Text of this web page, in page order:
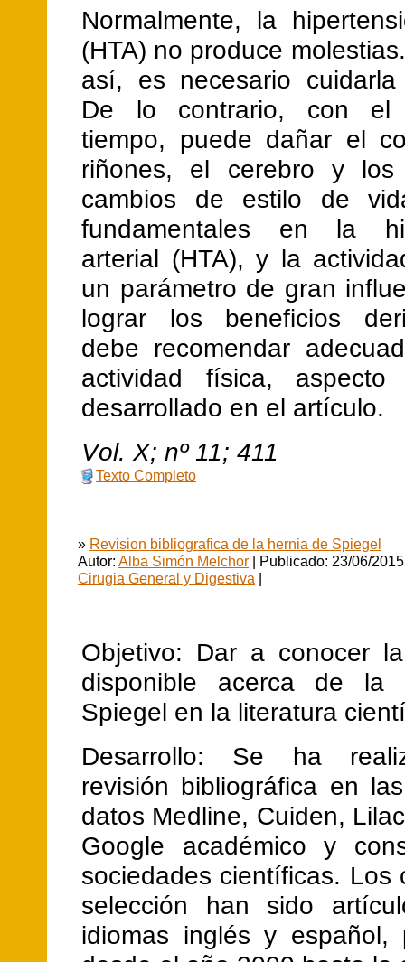
Normalmente, la
(HTA) no produce
así, es necesario
De lo contrario, con el
tiempo, puede dañar el
riñones, el cerebro y
cambios de estilo de
fundamentales en la
arterial (HTA), y la
un parámetro de gran
lograr los beneficios
debe recomendar
actividad física,
desarrollado en el artículo.
Vol. X; nº 11; 411
Texto Completo
» Revision bibliografica de la hernia de Spiegel
Autor: Alba Simón Melchor | Publicado: 23/06/
Cirugia General y Digestiva |
Objetivo: Dar a conocer
disponible acerca de la
Spiegel en la literatura
Desarrollo: Se ha
revisión bibliográfica en
datos Medline, Cuiden,
Google académico y
sociedades científicas. Los
selección han sido
idiomas inglés y español,